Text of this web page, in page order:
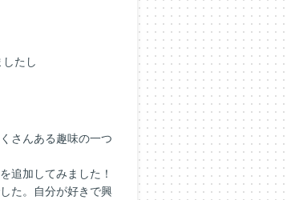
たし
さんある趣味の一つ
追加してみました！
た。自分が好きで興